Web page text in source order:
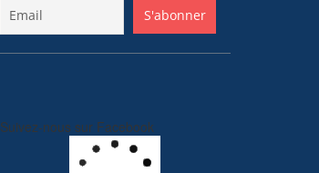
Suivez-nous sur Facebook